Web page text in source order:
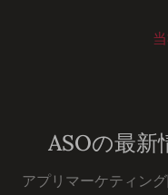
ASOの最新
アプリマーケティン